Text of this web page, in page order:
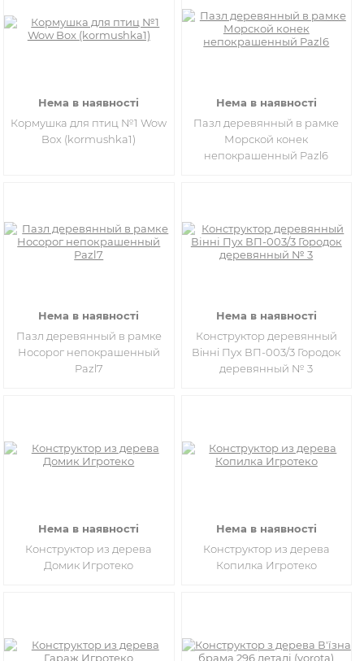
Нема в наявності
Кормушка для птиц №1 Wow
Box (kormushka1)
Нема в наявності
Пазл деревянный в рамке
Морской конек
непокрашенный Pazl6
Нема в наявності
Пазл деревянный в рамке
Носорог непокрашенный
Pazl7
Нема в наявності
Конструктор деревянный
Вінні Пух ВП-003/3 Городок
деревянный № 3
Нема в наявності
Конструктор из дерева
Домик Игротеко
Нема в наявності
Конструктор из дерева
Копилка Игротеко